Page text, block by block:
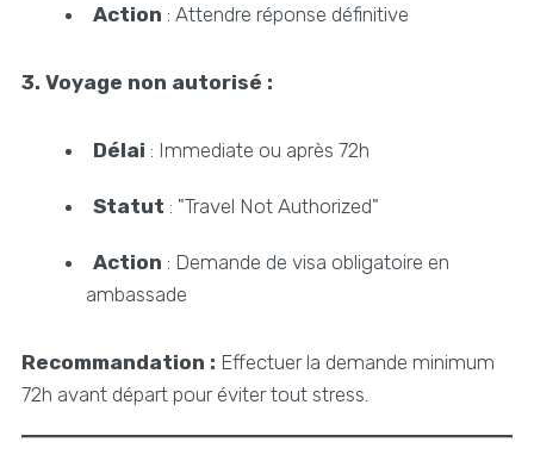
Action : Attendre réponse définitive
3. Voyage non autorisé :
Délai : Immediate ou après 72h
Statut : "Travel Not Authorized"
Action : Demande de visa obligatoire en
ambassade
Recommandation : Effectuer la demande minimum
72h avant départ pour éviter tout stress.